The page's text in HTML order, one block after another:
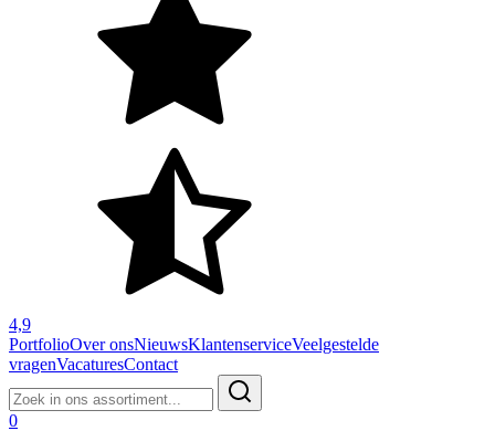
4,9
PortfolioOver onsNieuwsKlantenserviceVeelgestelde
vragenVacaturesContact
naar:
0